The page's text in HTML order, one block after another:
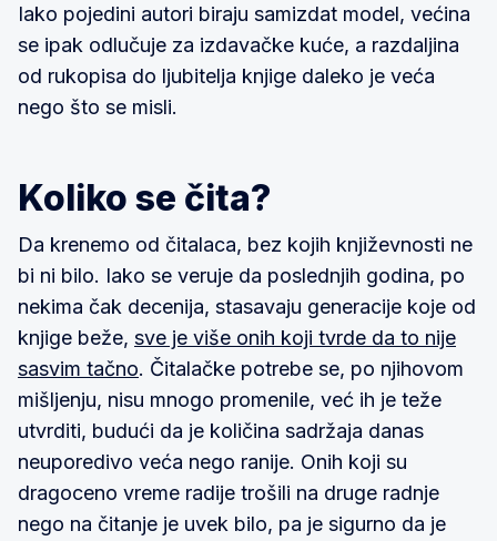
Iako pojedini autori biraju samizdat model, većina
se ipak odlučuje za izdavačke kuće, a razdaljina
od rukopisa do ljubitelja knjige daleko je veća
nego što se misli.
Koliko se čita?
Da krenemo od čitalaca, bez kojih književnosti ne
bi ni bilo. Iako se veruje da poslednjih godina, po
nekima čak decenija, stasavaju generacije koje od
knjige beže, sve je više onih koji tvrde da to nije
sasvim tačno. Čitalačke potrebe se, po njihovom
mišljenju, nisu mnogo promenile, već ih je teže
utvrditi, budući da je količina sadržaja danas
neuporedivo veća nego ranije. Onih koji su
dragoceno vreme radije trošili na druge radnje
nego na čitanje je uvek bilo, pa je sigurno da je